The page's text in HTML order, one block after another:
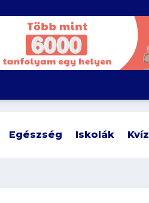
Egészség Iskolák Kvíz